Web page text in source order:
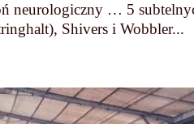
… 5
Shivers i Wobbler...